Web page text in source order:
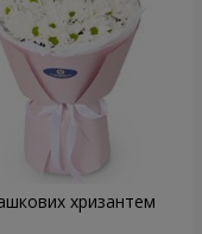
хризантем